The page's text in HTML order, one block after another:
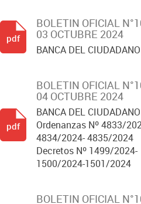
BOLETIN OFICIAL
03 OCTUBRE 2024
BANCA DEL CIUDADANO
pdf
BOLETIN OFICIAL
04 OCTUBRE 2024
BANCA DEL CIUDADANO
Ordenanzas Nº 4833/
4834/2024- 4835/2024
Decretos Nº 1499/2024-
1500/2024-1501/2024
pdf
BOLETIN OFICIAL